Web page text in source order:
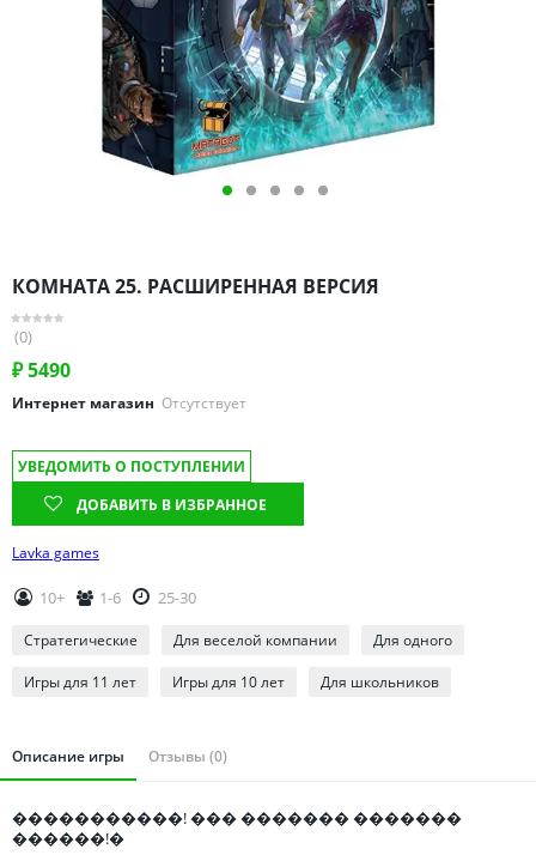
Оренбургская область
Пензенская область
Пермский край
Ростовская область
Рязанская область
Саратовская область
Свердловская область
Смоленская область
Ставропольский край
Татарстан
Тверская область
Удмуртия
Ульяновская область
КОМНАТА 25. РАСШИРЕННАЯ ВЕРСИЯ
(0)
₽5490
Интернет магазин Отсутствует
УВЕДОМИТЬ О ПОСТУПЛЕНИИ
ДОБАВИТЬ В ИЗБРАННОЕ
Lavka games
10+ 1-6 25-30
Стратегические Для веселой компании Для одного
Игры для 11 лет Игры для 10 лет Для школьников
Описание игры Отзывы (0)
�����������! ��� ������� �������
������!�